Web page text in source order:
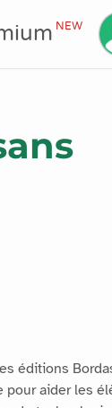
NEW
éditions
aider les